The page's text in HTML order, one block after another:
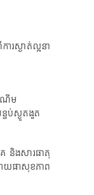
ស្ងាត់ល្អនា
ើម
ន្ទប់ស្ងួតងួត
គ និងសារធាតុ
យផាសុខភាព